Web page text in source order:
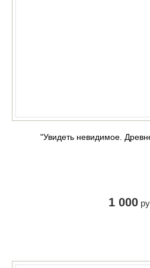
"Увидеть невидимое.
1 000